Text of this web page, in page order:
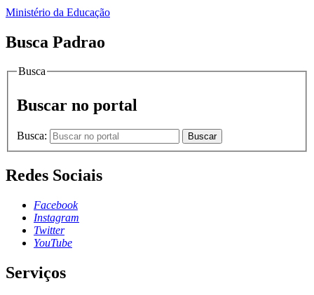
Ministério da Educação
Busca Padrao
Busca
Buscar no portal
Busca: Buscar
Redes Sociais
Facebook
Instagram
Twitter
YouTube
Serviços